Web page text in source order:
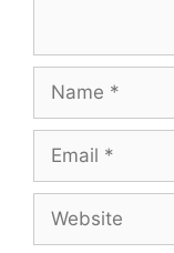
Name
Email
Website